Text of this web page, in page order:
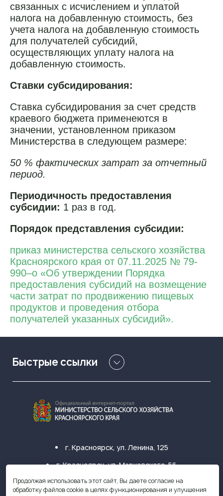
связанных с исчислением и уплатой
налога на добавленную стоимость, без
учета налога на добавленную стоимость
для получателей субсидий,
осуществляющих уплату налога на
добавленную стоимость.
Ставки субсидирования:
Ставка субсидирования за счет средств
краевого бюджета применеются в
значении, установленном приказом
Министерства в следующем размере:
50 % фактических затрат за отчетный
период.
Периодичность предоставления
субсидии: 1 раз в год.
Порядок представления субсидии:
приказ министерства сельского хозяйства
Красноярского края от 07.11.2025 № 79-
990–о «Об утверждении Порядка
предоставления субсидий на возмещение
части затрат по продвижению пищевых
продуктов и проведения отбора
получателей указанных субсидий».
Быстрые ссылки
г. Красноярск, ул. Ленина, 125
г. Красноярск, ул. Марковского, 56
+7 (391) 249-31-33
Продолжая использовать этот сайт, Вы даете согласие на
обработку файлов cookie в целях функционирования и улучшения